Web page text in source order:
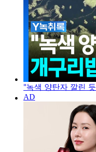
"녹색 양탄자 깔린